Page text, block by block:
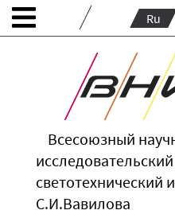
Ru
Всесоюзный научно-
исследовательский
светотехнический
С.И.Вавилова